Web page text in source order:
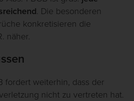
. Die besonderen
konkretisieren die
näher.
fordert weiterhin, dass der
nicht zu vertreten hat.